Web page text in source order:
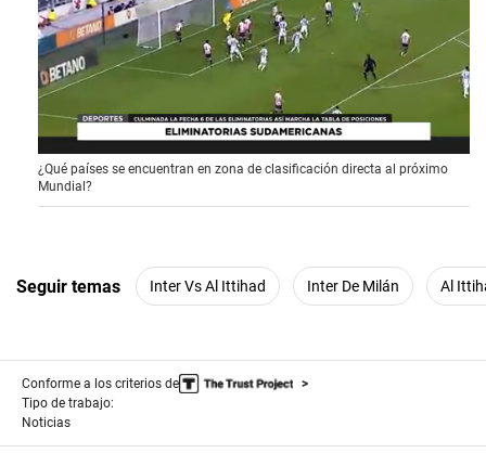
0
o
f
1
u
t
s
e
c
¿Qué países se encuentran en zona de clasificación directa al próximo
Mundial?
Seguir temas Inter Vs Al Ittihad Inter De Milán Al
Conforme a los criterios de
Tipo de trabajo:
Noticias